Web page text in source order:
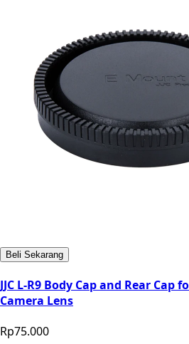
Beli Sekarang
JJC L-R9 Body Cap and Rear Cap
Camera Lens
Rp75.000